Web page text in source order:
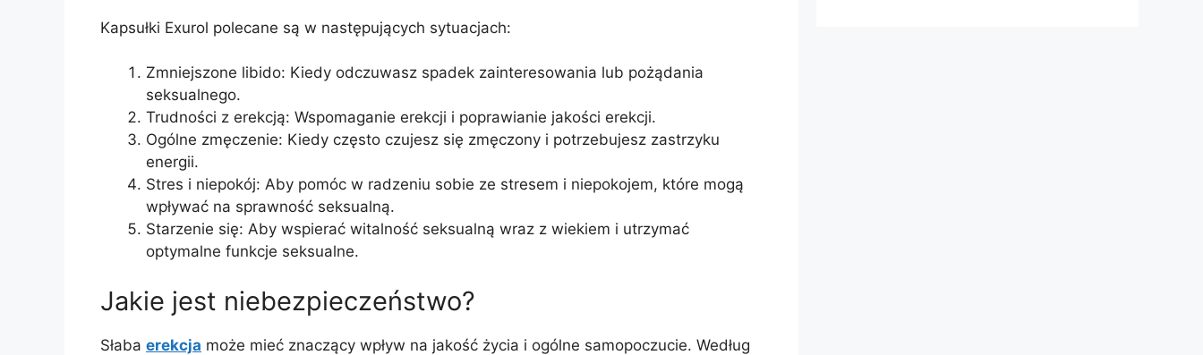
Kapsułki Exurol polecane są w następujących sytuacjach:
Zmniejszone libido: Kiedy odczuwasz spadek zainteresowania lub pożądania
seksualnego.
Trudności z erekcją: Wspomaganie erekcji i poprawianie jakości erekcji.
Ogólne zmęczenie: Kiedy często czujesz się zmęczony i potrzebujesz zastrzyku
energii.
Stres i niepokój: Aby pomóc w radzeniu sobie ze stresem i niepokojem, które mogą
wpływać na sprawność seksualną.
Starzenie się: Aby wspierać witalność seksualną wraz z wiekiem i utrzymać
optymalne funkcje seksualne.
Jakie jest niebezpieczeństwo?
Słaba erekcja może mieć znaczący wpływ na jakość życia i ogólne samopoczucie. Według